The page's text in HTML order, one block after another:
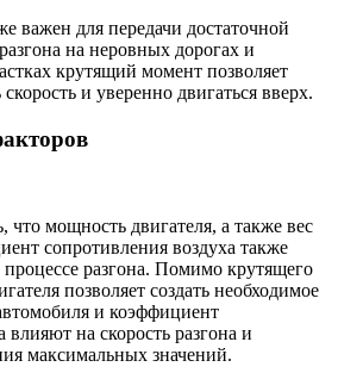
важен для передачи достаточной
на неровных дорогах и
крутящий момент позволяет
и уверенно двигаться вверх.
что мощность двигателя, а также вес
сопротивления воздуха также
разгона. Помимо крутящего
позволяет создать необходимое
и коэффициент
влияют на скорость разгона и
максимальных значений.